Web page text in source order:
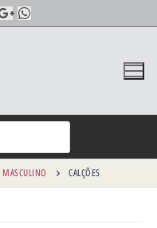
MASCULINO CALÇÕES